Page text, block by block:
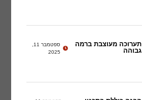
תערוכה מעוצבת ברמה
גבוהה
ספטמבר 11,
2025